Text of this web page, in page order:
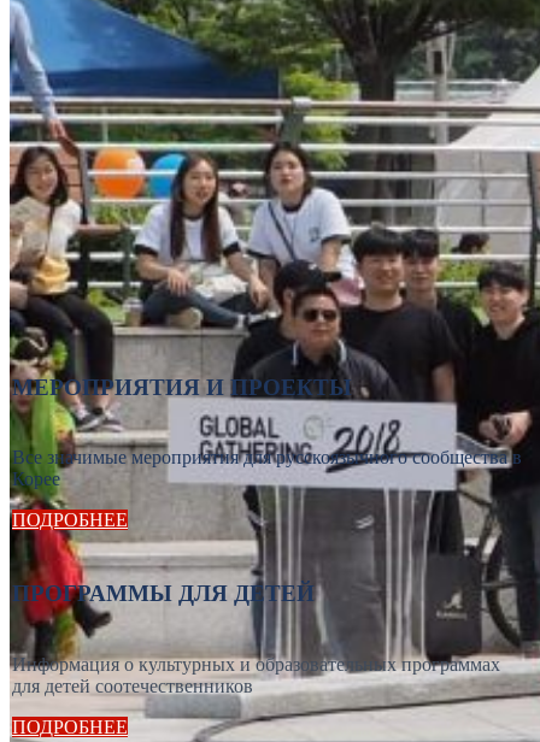
МЕРОПРИЯТИЯ И ПРОЕКТЫ
Все значимые мероприятия для русскоязычного сообщества в
Корее
ПОДРОБНЕЕ
ПРОГРАММЫ ДЛЯ ДЕТЕЙ
Информация о культурных и образовательных программах
для детей соотечественников
ПОДРОБНЕЕ